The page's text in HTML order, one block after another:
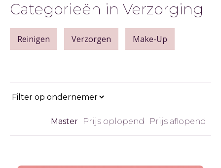
Categorieën in Verzorging
Reinigen Verzorgen Make-Up
Master Prijs oplopend Prijs aflopend